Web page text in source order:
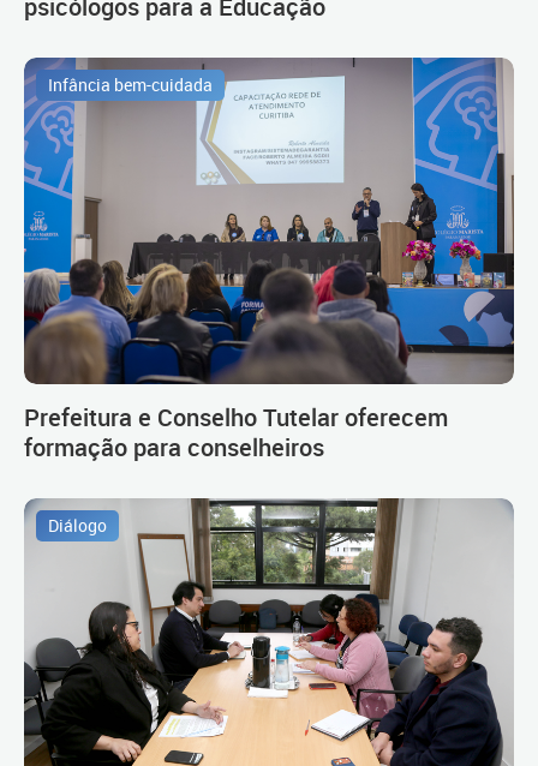
Infância bem-cuidada
Prefeitura e Conselho Tutelar oferecem
formação para conselheiros
Diálogo